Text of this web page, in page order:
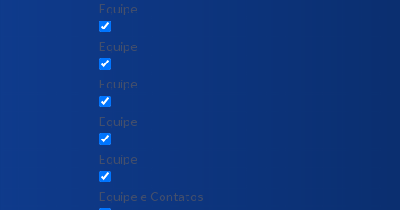
Equipe
Equipe
Equipe
Equipe
Equipe
Equipe e Contatos